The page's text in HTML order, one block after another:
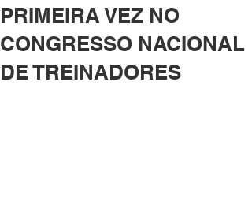
PRIMEIRA VEZ NO
CONGRESSO NACIONAL
DE TREINADORES